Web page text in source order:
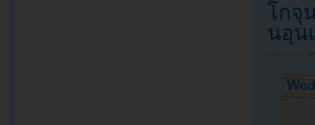
โกจุ
นอุน